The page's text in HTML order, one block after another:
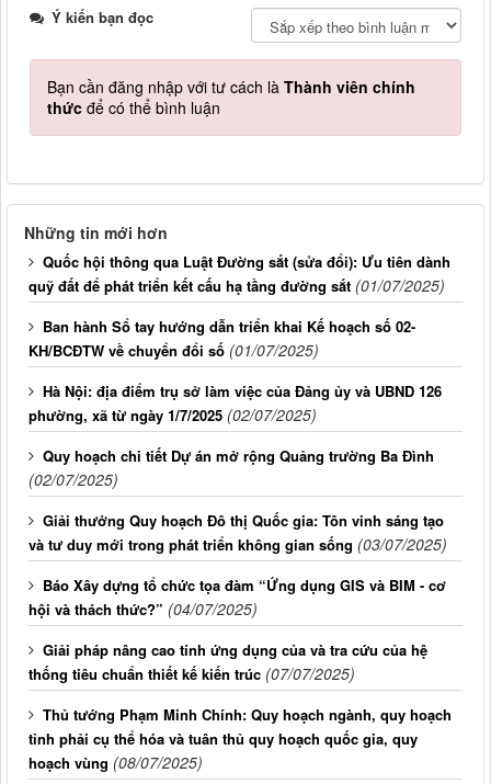
Ý kiến bạn đọc
Bạn cần đăng nhập với tư cách là Thành viên chính
thức để có thể bình luận
Những tin mới hơn
Quốc hội thông qua Luật Đường sắt (sửa đổi): Ưu tiên dành
quỹ đất để phát triển kết cấu hạ tầng đường sắt (01/07/2025)
Ban hành Sổ tay hướng dẫn triển khai Kế hoạch số 02-
KH/BCĐTW về chuyển đổi số (01/07/2025)
Hà Nội: địa điểm trụ sở làm việc của Đảng ủy và UBND 126
phường, xã từ ngày 1/7/2025 (02/07/2025)
Quy hoạch chi tiết Dự án mở rộng Quảng trường Ba Đình
(02/07/2025)
Giải thưởng Quy hoạch Đô thị Quốc gia: Tôn vinh sáng tạo
và tư duy mới trong phát triển không gian sống (03/07/2025)
Báo Xây dựng tổ chức tọa đàm “Ứng dụng GIS và BIM - cơ
hội và thách thức?” (04/07/2025)
Giải pháp nâng cao tính ứng dụng của và tra cứu của hệ
thống tiêu chuẩn thiết kế kiến trúc (07/07/2025)
Thủ tướng Phạm Minh Chính: Quy hoạch ngành, quy hoạch
tỉnh phải cụ thể hóa và tuân thủ quy hoạch quốc gia, quy
hoạch vùng (08/07/2025)